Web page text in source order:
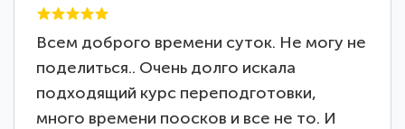
Всем доброго времени суток. Не могу не
поделиться.. Очень долго искала
подходящий курс переподготовки,
много времени поосков и все не то. И